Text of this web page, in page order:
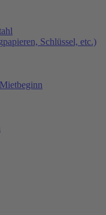
Schlüssel, etc.)